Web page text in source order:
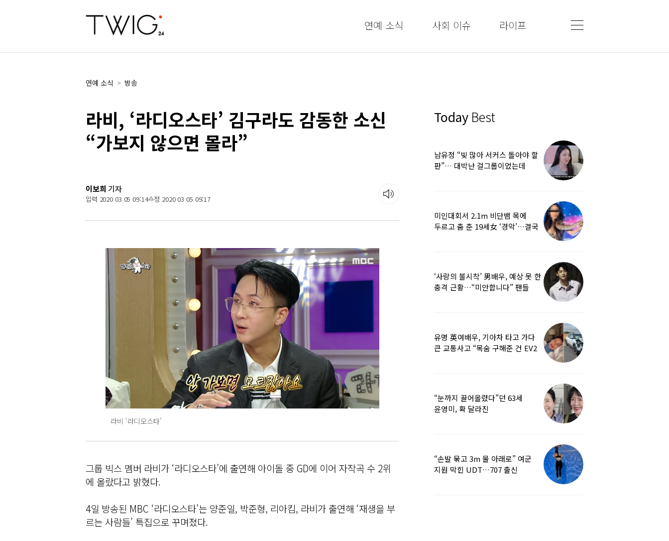
연예 소식 사회 이슈 라이프
연예 소식 > 방송
라비, ‘라디오스타’ 김구라도 감동한 소신
“가보지 않으면 몰라”
이보희 기자
입력 2020 03 05 09:14수정 2020 03 05 09:17
라비 ‘라디오스타’
그룹 빅스 멤버 라비가 ‘라디오스타’에 출연해 아이돌 중 GD에 이어 자작곡 수 2위
에 올랐다고 밝혔다.
4일 방송된 MBC ‘라디오스타’는 양준일, 박준형, 리아킴, 라비가 출연해 ‘재생을 부
르는 사람들’ 특집으로 꾸며졌다.
Today Best
남유정 “빚 많아 서커스 돌아야 할
판”… 대박난 걸그룹이었는데
미인대회서 2.1m 비단뱀 목에
두르고 춤 춘 19세女 ‘경악’…결국
‘사랑의 불시착’ 男배우, 예상 못 한
충격 근황…“미안합니다” 팬들
유명 英여배우, 기아차 타고 가다
큰 교통사고 “목숨 구해준 건 EV2
“눈까지 끌어올렸다”던 63세
윤영미, 확 달라진
“손발 묶고 3m 물 아래로” 여군
지원 막힌 UDT…707 출신